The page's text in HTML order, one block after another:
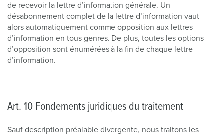
de recevoir la lettre d’information générale. Un
désabonnement complet de la lettre d’information vaut
alors automatiquement comme opposition aux lettres
d’information en tous genres. De plus, toutes les options
d’opposition sont énumérées à la fin de chaque lettre
d’information.
Art. 10 Fondements juridiques du traitement
Sauf description préalable divergente, nous traitons les